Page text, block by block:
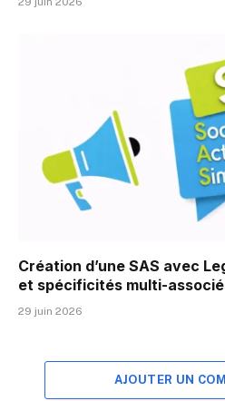
Création d’une SAS avec
et spécificités multi-
29 juin 2026
AJOUTER UN